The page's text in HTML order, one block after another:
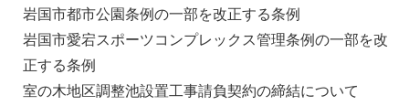
岩国市都市公園条例の一部を改正する条例
岩国市愛宕スポーツコンプレックス管理条例の一部を改
正する条例
室の木地区調整池設置工事請負契約の締結について